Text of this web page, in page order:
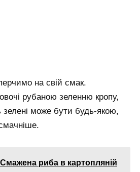
на свій смак.
рубаною зеленню кропу,
зелені може бути будь-якою,
Смажена риба в картопляній